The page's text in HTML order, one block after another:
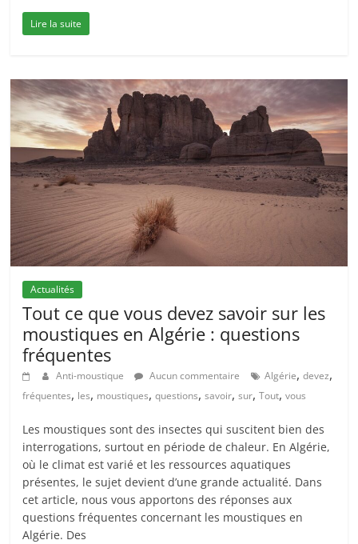
Lire la suite
Actualités
Tout ce que vous devez savoir sur les
moustiques en Algérie : questions
fréquentes
Anti-moustique Aucun commentaire Algérie,devez,
fréquentes, les, moustiques,questions,savoir,sur,Tout,vous
Les moustiques sont des insectes qui suscitent bien des
interrogations, surtout en période de chaleur. En Algérie,
où le climat est varié et les ressources aquatiques
présentes, le sujet devient d’une grande actualité. Dans
cet article, nous vous apportons des réponses aux
questions fréquentes concernant les moustiques en
Algérie. Des